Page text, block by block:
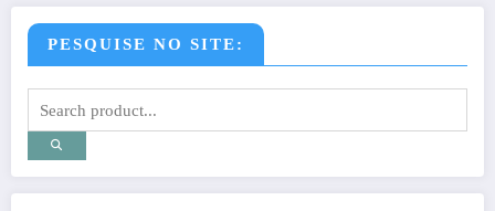
PESQUISE NO SITE: